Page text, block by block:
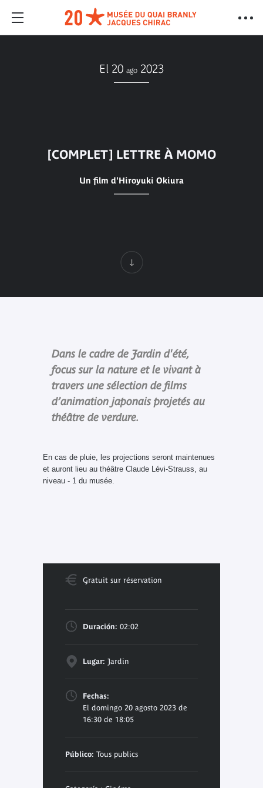
El 20 ago 2023
[COMPLET] LETTRE À MOMO
Un film d'Hiroyuki Okiura
Dans le cadre de Jardin d'été,
focus sur la nature et le vivant à
travers une sélection de films
d’animation japonais projetés au
théâtre de verdure.
En cas de pluie, les projections seront maintenues
et auront lieu au théâtre Claude Lévi-Strauss, au
niveau - 1 du musée.
Gratuit sur réservation
Duración: 02:02
Lugar: Jardin
Fechas:
El domingo 20 agosto 2023 de
16:30 de 18:05
Público: Tous publics